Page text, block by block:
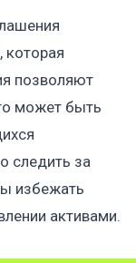
которая
позволяют
может быть
следить за
избежать
активами.